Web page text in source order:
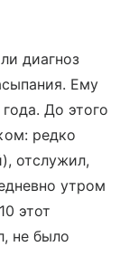
диагноз
Ему
До этого
редко
отслужил,
утром
этот
не было